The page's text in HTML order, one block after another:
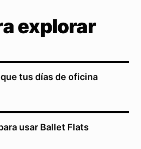
explorar
tus días de oficina
usar Ballet Flats